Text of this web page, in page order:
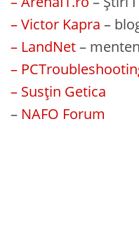
– Victor Kapra –
– LandNet–
–
– Susțin Getica
– NAFO Forum